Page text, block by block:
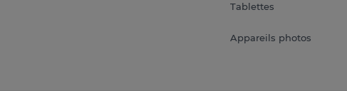
Tablettes
Appareils photos